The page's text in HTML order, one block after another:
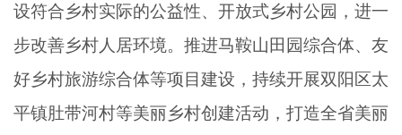
设符合乡村实际的公益性、开放式乡村公园，进一
步改善乡村人居环境。推进马鞍山田园综合体、友
好乡村旅游综合体等项目建设，持续开展双阳区太
平镇肚带河村等美丽乡村创建活动，打造全省美丽